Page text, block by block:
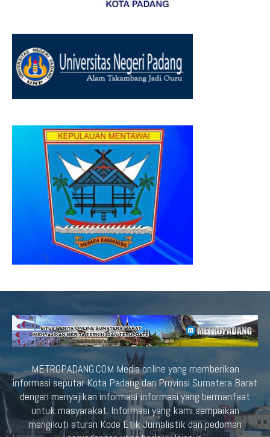
METROPADANG.COM Media online yang memberikan
informasi seputar Kota Padang dan Provinsi Sumatera Barat
dengan menyajikan informasi-informasi yang bermanfaat
untuk masyarakat. Informasi yang kami sampaikan
mengikuti aturan Kode Etik Jurnalistik dan pedoman